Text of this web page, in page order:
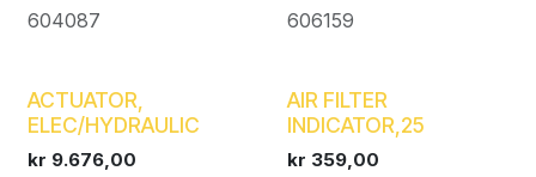
604087 606159
ACTUATOR,
ELEC/HYDRAULIC
kr 9.676,00
AIR FILTER
INDICATOR,25
kr 359,00